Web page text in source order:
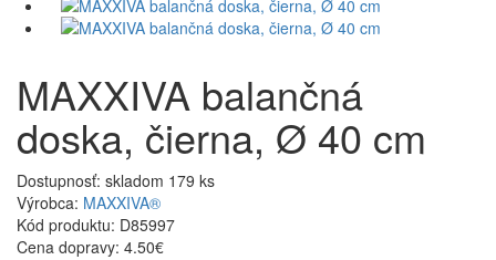
MAXXIVA balančná
doska, čierna, Ø 40 cm
Dostupnosť: skladom 179 ks
Výrobca: MAXXIVA®
Kód produktu: D85997
Cena dopravy: 4.50€